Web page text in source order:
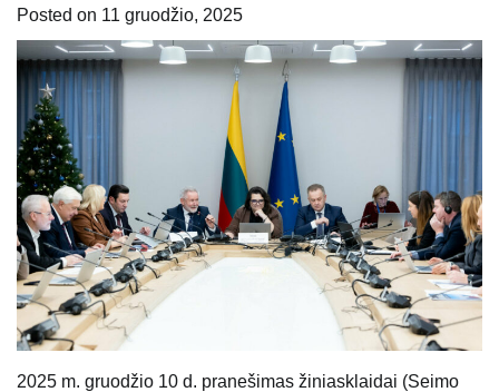
Posted on 11 gruodžio, 2025
2025 m. gruodžio 10 d. pranešimas žiniasklaidai (Seimo